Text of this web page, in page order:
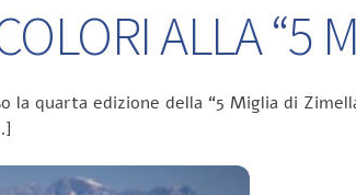
ALLA “5
la quarta edizione della “5 Miglia di